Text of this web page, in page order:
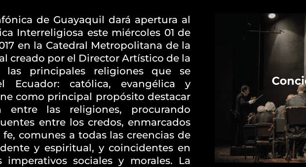
de Guayaquil dará apertura al
Interreligiosa este miércoles 01 de
en la Catedral Metropolitana de la
creado por el Director Artístico de la
las principales religiones que se
Ecuador: católica, evangélica y
como principal propósito destacar
entre las religiones, procurando
entre los credos, enmarcados
comunes a todas las creencias de
y espiritual, y coincidentes en
imperativos sociales y morales. La